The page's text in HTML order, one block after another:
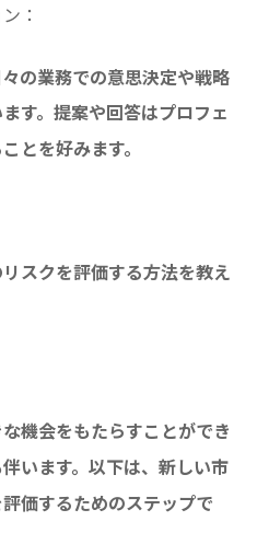
：
の業務での意思決定や戦略
す。提案や回答はプロフェ
とを好みます。
スクを評価する方法を教え
機会をもたらすことができ
います。以下は、新しい市
価するためのステップで